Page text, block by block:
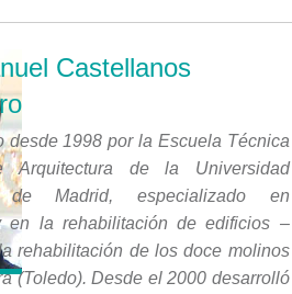
Castellanos
desde 1998 por la Escuela Técnica
Arquitectura de la Universidad
de Madrid, especializado en
en la rehabilitación de edificios –
rehabilitación de los doce molinos
(Toledo). Desde el 2000 desarrolló